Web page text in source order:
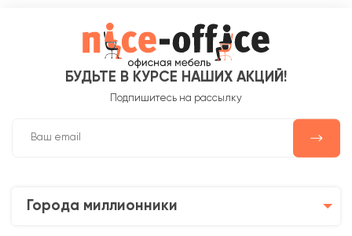
БУДЬТЕ В КУРСЕ НАШИХ АКЦИЙ!
Подпишитесь на рассылку
Города миллионники